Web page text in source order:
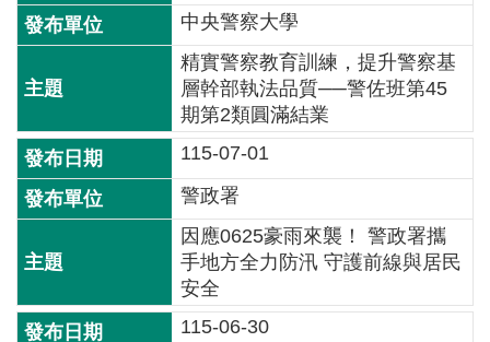
網
站
全
策
隱
私
權
保
政
中央警察大學
精實警察教育訓練，提升警察基
層幹部執法品質──警佐班第45
期第2類圓滿結業
115-07-01
警政署
因應0625豪雨來襲！ 警政署攜
手地方全力防汛 守護前線與居民
安全
115-06-30